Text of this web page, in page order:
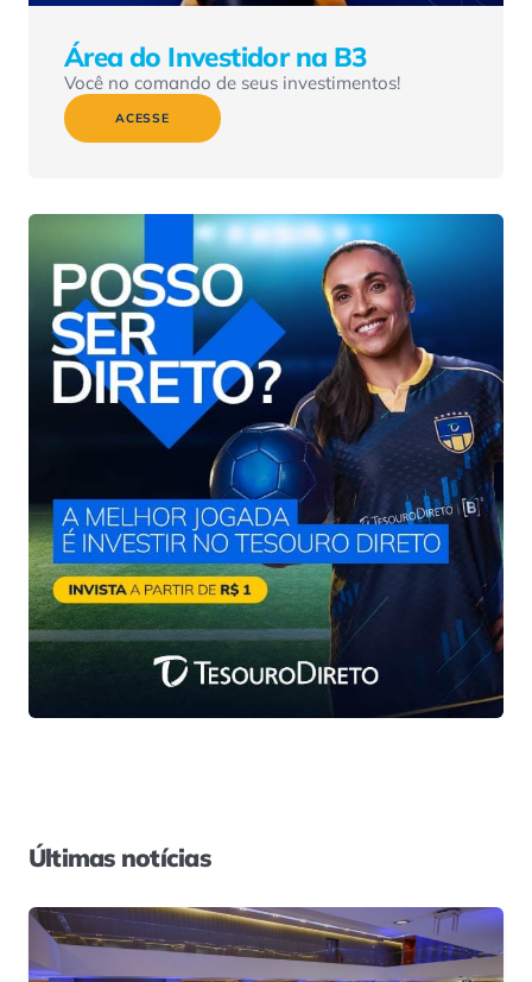
Área do Investidor na B3
Você no comando de seus investimentos!
ACESSE
Últimas notícias